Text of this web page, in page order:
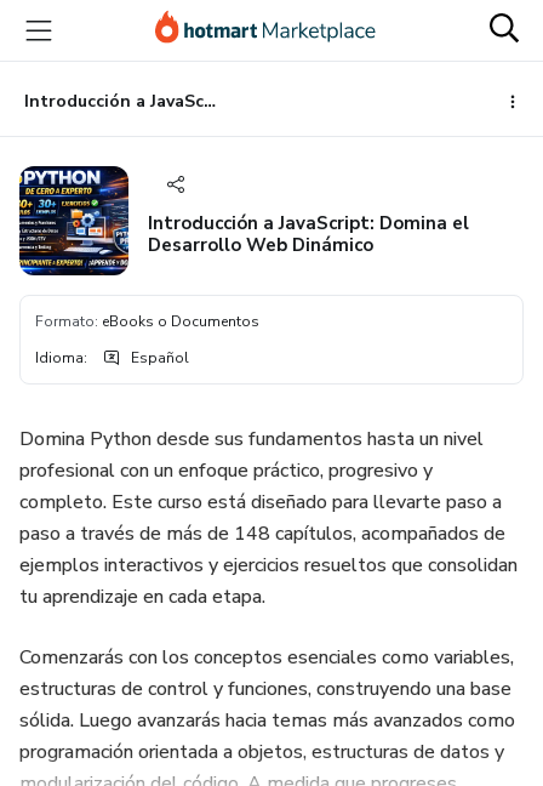
principal
página
de
página
Introducción a JavaScript: Domina el Desarrollo Web Dinámico
Introducción a JavaScript: Domina el
Desarrollo Web Dinámico
Formato: eBooks o Documentos
Idioma: Español
Domina Python desde sus fundamentos hasta un nivel
profesional con un enfoque práctico, progresivo y
completo. Este curso está diseñado para llevarte paso a
paso a través de más de 148 capítulos, acompañados de
ejemplos interactivos y ejercicios resueltos que consolidan
tu aprendizaje en cada etapa.
Comenzarás con los conceptos esenciales como variables,
estructuras de control y funciones, construyendo una base
sólida. Luego avanzarás hacia temas más avanzados como
programación orientada a objetos, estructuras de datos y